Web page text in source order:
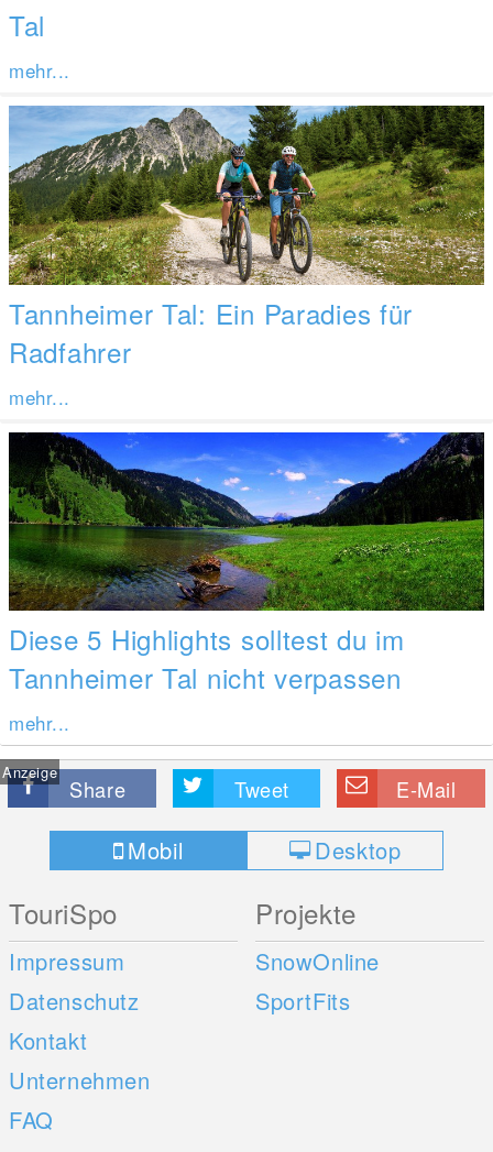
Tal
mehr...
Tannheimer Tal: Ein Paradies für
Radfahrer
mehr...
Diese 5 Highlights solltest du im
Tannheimer Tal nicht verpassen
mehr...
Anzeige
Share Tweet E-Mail
Mobil Desktop
TouriSpo
Impressum
Datenschutz
Kontakt
Unternehmen
FAQ
Projekte
SnowOnline
SportFits